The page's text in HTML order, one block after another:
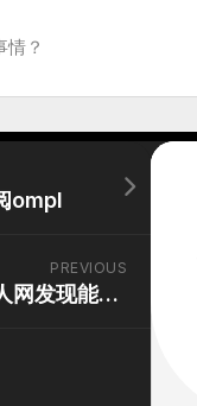
情？
ompl
PREVIOUS
想起同学，去人人网发现能登陆。但是